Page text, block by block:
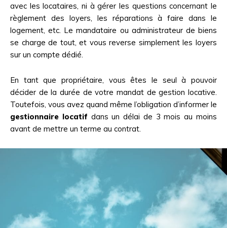
avec les locataires, ni à gérer les questions concernant le
règlement des loyers, les réparations à faire dans le
logement, etc. Le mandataire ou administrateur de biens
se charge de tout, et vous reverse simplement les loyers
sur un compte dédié.
En tant que propriétaire, vous êtes le seul à pouvoir
décider de la durée de votre mandat de gestion locative.
Toutefois, vous avez quand même l’obligation d’informer le
gestionnaire locatif dans un délai de 3 mois au moins
avant de mettre un terme au contrat.